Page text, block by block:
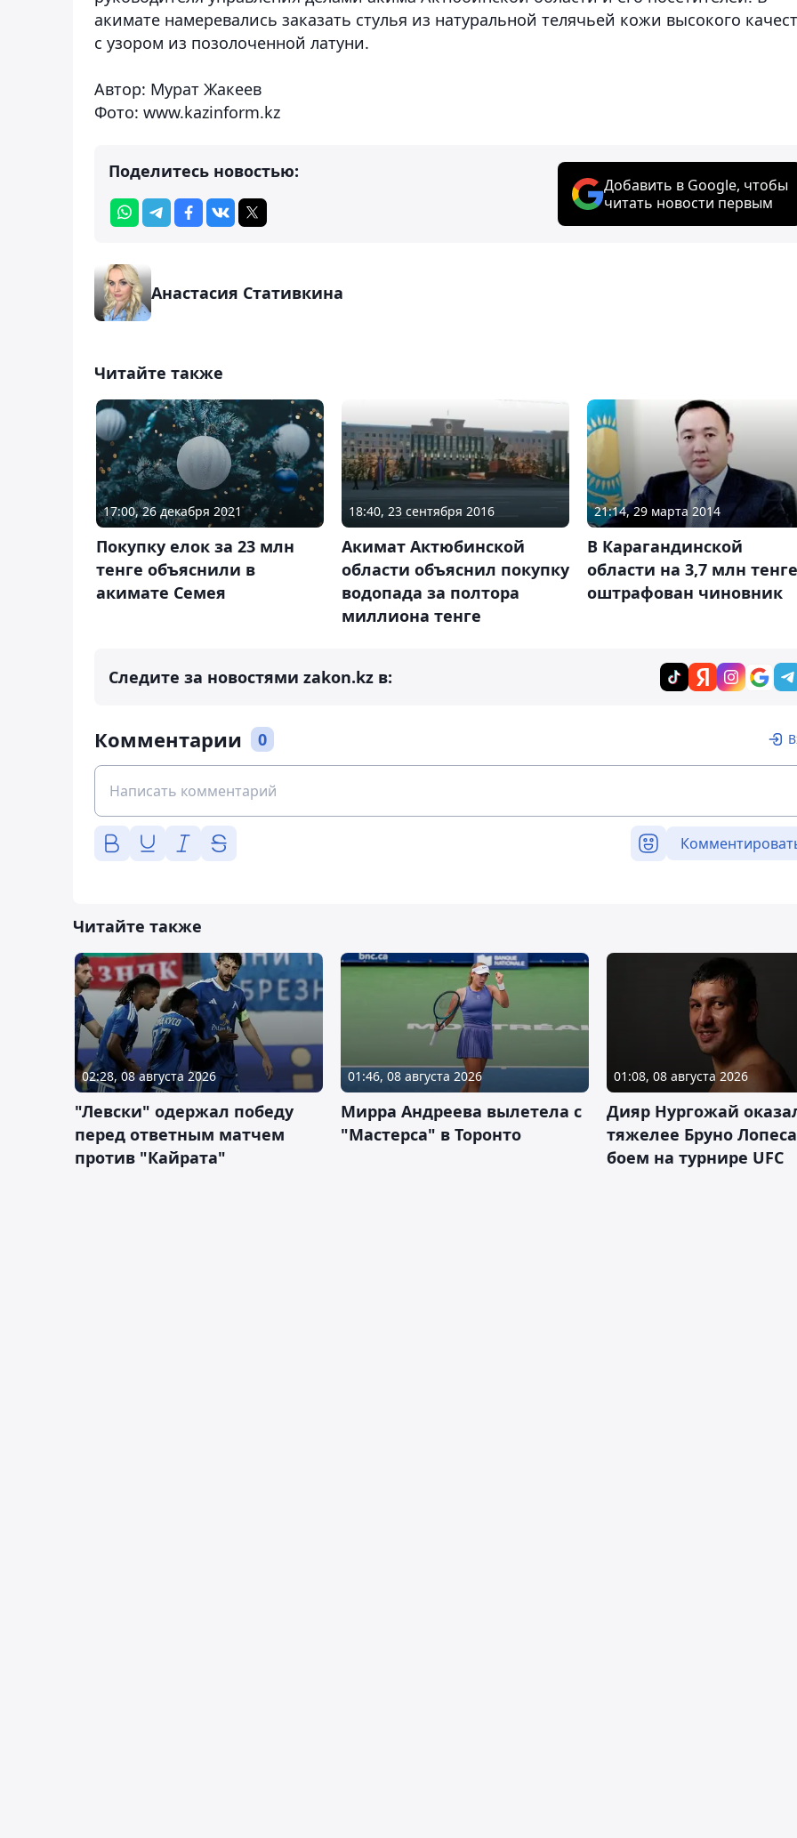
акимате намеревались заказать стулья из натуральной телячьей кожи высокого
с узором из позолоченной латуни.
Автор: Мурат Жакеев
Фото: www.kazinform.kz
Поделитесь новостью:
Добавить в Google, чтобы
читать новости первым
Анастасия Стативкина
Читайте также
17:00, 26 декабря 2021
Покупку елок за 23 млн
тенге объяснили в
акимате Семея
18:40, 23 сентября 2016
Акимат Актюбинской
области объяснил покупку
водопада за полтора
миллиона тенге
21:14, 29 марта 2014
В Карагандинской
области на 3,7 млн тенге
оштрафован чиновник
Следите за новостями zakon.kz в:
Комментарии 0
Читайте также
02:28, 08 августа 2026
"Левски" одержал победу
перед ответным матчем
против "Кайрата"
01:46, 08 августа 2026
Мирра Андреева вылетела с
"Мастерса" в Торонто
01:08, 08 августа 2026
Дияр Нургожай
тяжелее Бруно
боем на турнире UFC